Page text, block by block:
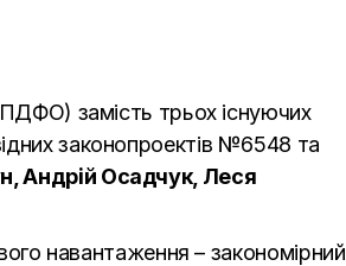
замість трьох існуючих
законопроектів №6548 та
Андрій Осадчук, Леся
навантаження – закономірний